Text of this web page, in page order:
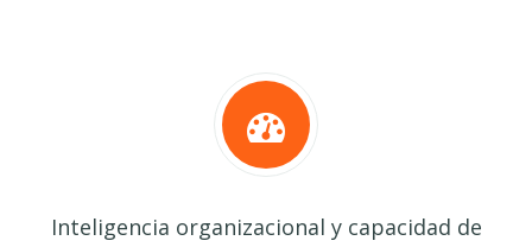
Inteligencia organizacional y capacidad de